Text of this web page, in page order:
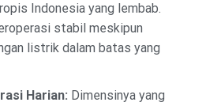
Indonesia yang lembab.
stabil meskipun
listrik dalam batas yang
Harian: Dimensinya yang